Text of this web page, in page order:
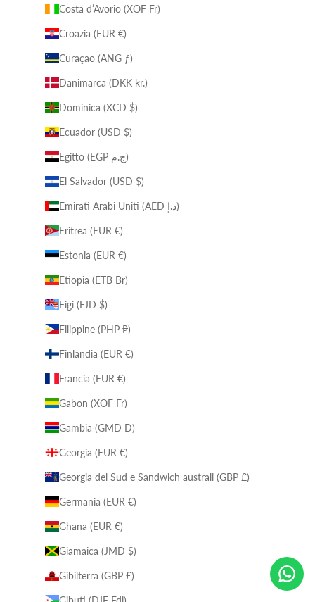
Costa d’Avorio (XOF Fr)
Croazia (EUR €)
Curaçao (ANG ƒ)
Danimarca (DKK kr.)
Dominica (XCD $)
Ecuador (USD $)
Egitto (EGP ج.م)
El Salvador (USD $)
Emirati Arabi Uniti (AED د.إ)
Eritrea (EUR €)
Estonia (EUR €)
Etiopia (ETB Br)
Figi (FJD $)
Filippine (PHP ₱)
Finlandia (EUR €)
Francia (EUR €)
Gabon (XOF Fr)
Gambia (GMD D)
Georgia (EUR €)
Georgia del Sud e Sandwich australi (GBP £)
Germania (EUR €)
Ghana (EUR €)
Giamaica (JMD $)
Gibilterra (GBP £)